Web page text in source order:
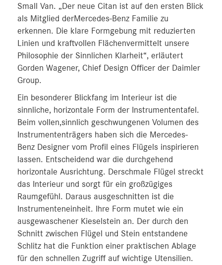
Small Van. „Der neue Citan ist auf den ersten Blick
als Mitglied derMercedes-Benz Familie zu
erkennen. Die klare Formgebung mit reduzierten
Linien und kraftvollen Flächenvermittelt unsere
Philosophie der Sinnlichen Klarheit“, erläutert
Gorden Wagener, Chief Design Officer der Daimler
Group.
Ein besonderer Blickfang im Interieur ist die
sinnliche, horizontale Form der Instrumententafel.
Beim vollen,sinnlich geschwungenen Volumen des
Instrumententrägers haben sich die Mercedes-
Benz Designer vom Profil eines Flügels inspirieren
lassen. Entscheidend war die durchgehend
horizontale Ausrichtung. Derschmale Flügel streckt
das Interieur und sorgt für ein großzügiges
Raumgefühl. Daraus ausgeschnitten ist die
Instrumenteneinheit. Ihre Form mutet wie ein
ausgewaschener Kieselstein an. Der durch den
Schnitt zwischen Flügel und Stein entstandene
Schlitz hat die Funktion einer praktischen Ablage
für den schnellen Zugriff auf wichtige Utensilien.